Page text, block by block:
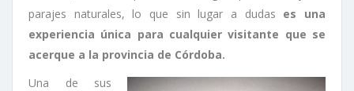
parajes naturales, lo que sin lugar a dudas es una
experiencia única para cualquier visitante que se
acerque a la provincia de Córdoba.
Una de sus